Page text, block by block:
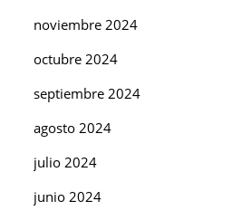
noviembre 2024
octubre 2024
septiembre 2024
agosto 2024
julio 2024
junio 2024